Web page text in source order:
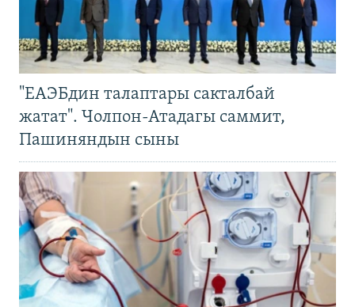
"ЕАЭБдин талаптары сакталбай
жатат". Чолпон-Атадагы саммит,
Пашиняндын сыны